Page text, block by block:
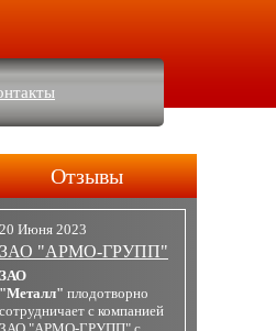
Отзывы
20 Июня 2023
ЗАО "АРМО-ГРУПП"
ЗАО
"Металл" плодотворно
сотрудничает с компанией